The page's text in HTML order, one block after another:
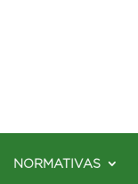
NORMATIVAS